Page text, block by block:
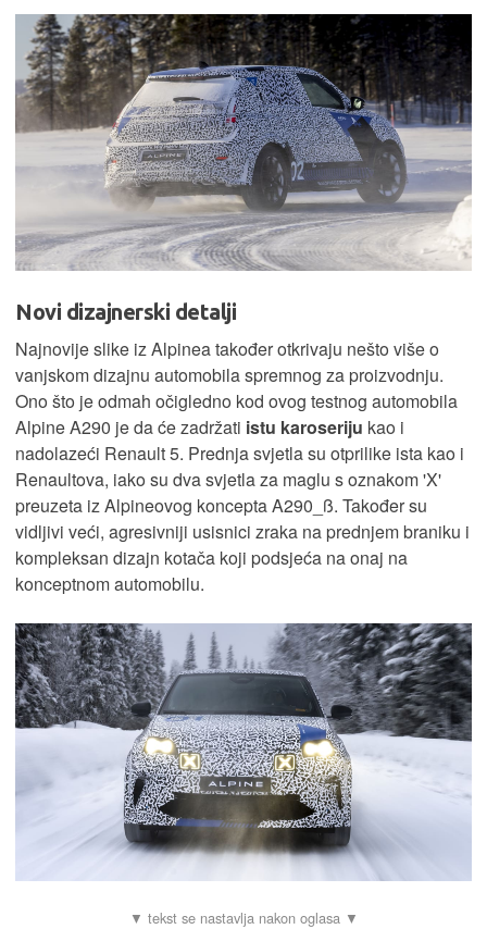
Novi dizajnerski detalji
Najnovije slike iz Alpinea također otkrivaju nešto više o
vanjskom dizajnu automobila spremnog za proizvodnju.
Ono što je odmah očigledno kod ovog testnog automobila
Alpine A290 je da će zadržati istu karoseriju kao i
nadolazeći Renault 5. Prednja svjetla su otprilike ista kao i
Renaultova, iako su dva svjetla za maglu s oznakom 'X'
preuzeta iz Alpineovog koncepta A290_ß. Također su
vidljivi veći, agresivniji usisnici zraka na prednjem braniku i
kompleksan dizajn kotača koji podsjeća na onaj na
konceptnom automobilu.